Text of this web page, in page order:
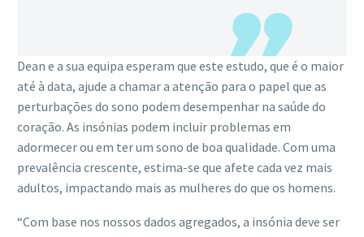
Dean e a sua equipa esperam que este estudo, que é o maior
até à data, ajude a chamar a atenção para o papel que as
perturbações do sono podem desempenhar na saúde do
coração. As insónias podem incluir problemas em
adormecer ou em ter um sono de boa qualidade. Com uma
prevalência crescente, estima-se que afete cada vez mais
adultos, impactando mais as mulheres do que os homens.
“Com base nos nossos dados agregados, a insónia deve ser